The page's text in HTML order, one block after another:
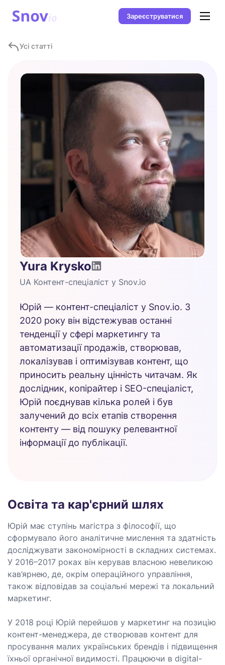
Зареєструватися
Усі статті
Yura Krysko
UA Контент-спеціаліст у Snov.io
Юрій — контент-спеціаліст у Snov.io. З
2020 року він відстежував останні
тенденції у сфері маркетингу та
автоматизації продажів, створював,
локалізував і оптимізував контент, що
приносить реальну цінність читачам. Як
дослідник, копірайтер і SEO-спеціаліст,
Юрій поєднував кілька ролей і був
залучений до всіх етапів створення
контенту — від пошуку релевантної
інформації до публікації.
Освіта та кар'єрний шлях
Юрій має ступінь магістра з філософії, що
сформувало його аналітичне мислення та здатність
досліджувати закономірності в складних системах.
У 2016–2017 роках він керував власною невеликою
кав’ярнею, де, окрім операційного управління,
також відповідав за соціальні мережі та локальний
маркетинг.
У 2018 році Юрій перейшов у маркетинг на позицію
контент-менеджера, де створював контент для
просування малих українських брендів і підвищення
їхньої органічної видимості. Працюючи в digital-